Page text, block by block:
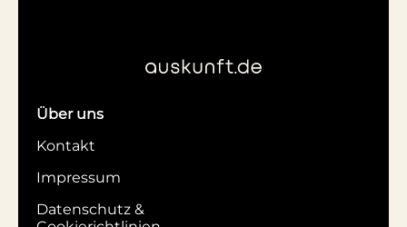
Über uns
Kontakt
Impressum
Datenschutz &